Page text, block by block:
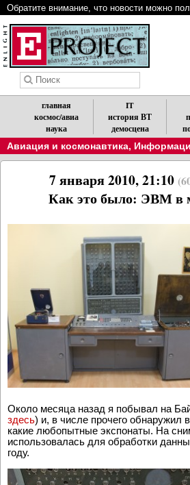
Обратите внимание, что новости можно
главная
космос/авиа
наука
IT
история ВТ
демосцена
Авиация и космонавтика,
7 января 2010, 21:10
Как это было: ЭВМ в
Около месяца назад я побывал на
здесь) и, в числе прочего обнаружил
какие любопытные экспонаты. На
использовалась для обработки
году.